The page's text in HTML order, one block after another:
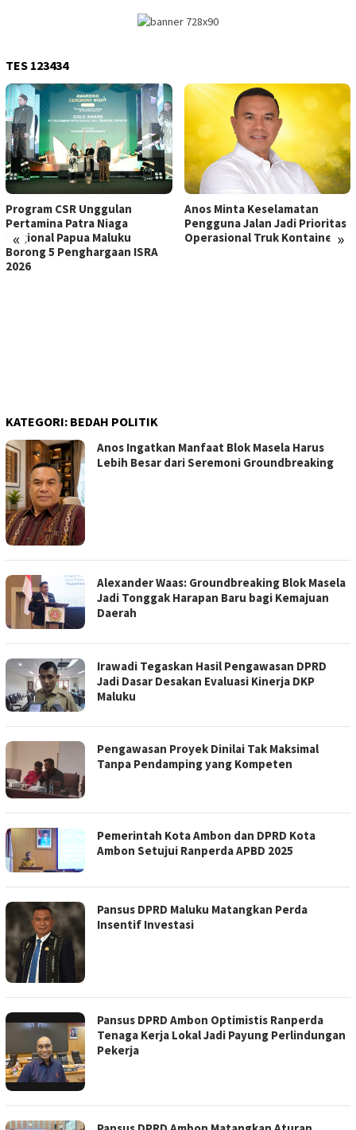
TES 123434
« »
Program CSR Unggulan
Pertamina Patra Niaga
Regional Papua Maluku
Borong 5 Penghargaan ISRA
2026
Anos Minta Keselamatan
Pengguna Jalan Jadi Prioritas
Operasional Truk Kontainer
KATEGORI: BEDAH POLITIK
Anos Ingatkan Manfaat Blok Masela Harus
Lebih Besar dari Seremoni Groundbreaking
Alexander Waas: Groundbreaking Blok Masela
Jadi Tonggak Harapan Baru bagi Kemajuan
Daerah
Irawadi Tegaskan Hasil Pengawasan DPRD
Jadi Dasar Desakan Evaluasi Kinerja DKP
Maluku
Pengawasan Proyek Dinilai Tak Maksimal
Tanpa Pendamping yang Kompeten
Pemerintah Kota Ambon dan DPRD Kota
Ambon Setujui Ranperda APBD 2025
Pansus DPRD Maluku Matangkan Perda
Insentif Investasi
Pansus DPRD Ambon Optimistis Ranperda
Tenaga Kerja Lokal Jadi Payung Perlindungan
Pekerja